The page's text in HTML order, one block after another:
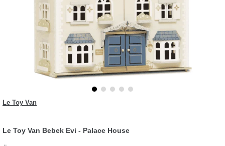
Le Toy Van
Le Toy Van Bebek Evi - Palace House